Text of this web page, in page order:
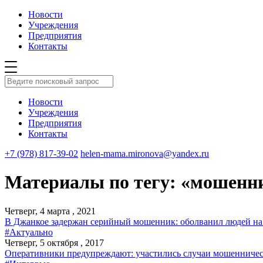
Новости
Учреждения
Предприятия
Контакты
Новости
Учреждения
Предприятия
Контакты
+7 (978) 817-39-02 helen-mama.mironova@yandex.ru
Материалы по тегу:
Четверг, 4 марта , 2021
В Джанкое задержан серийный мошенник: оболванил людей на
#Актуально
Четверг, 5 октября , 2017
Оперативники предупреждают: участились случаи